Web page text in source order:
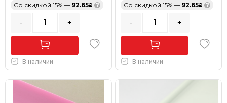
Со скидкой 15% — 92.65 ?
- +
В наличии
Со скидкой 15% — 92.65 ?
- +
В наличии